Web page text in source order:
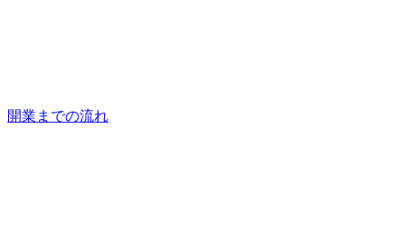
開業までの流れ